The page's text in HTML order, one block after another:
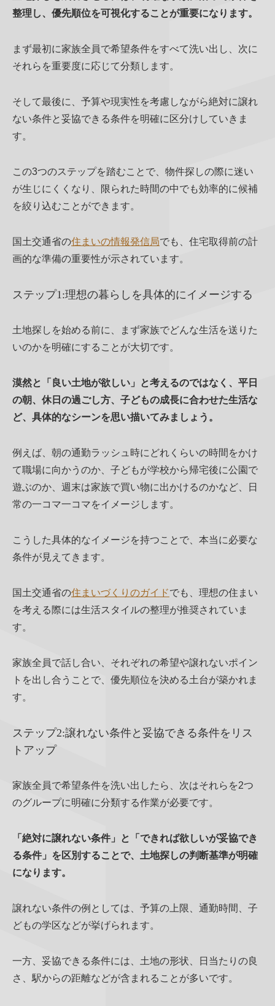
整理し、優先順位を可視化することが重要になります。
まず最初に家族全員で希望条件をすべて洗い出し、次に
それらを重要度に応じて分類します。
そして最後に、予算や現実性を考慮しながら絶対に譲れ
ない条件と妥協できる条件を明確に区分けしていきま
す。
この3つのステップを踏むことで、物件探しの際に迷い
が生じにくくなり、限られた時間の中でも効率的に候補
を絞り込むことができます。
国土交通省の住まいの情報発信局でも、住宅取得前の計
画的な準備の重要性が示されています。
ステップ1:理想の暮らしを具体的にイメージする
土地探しを始める前に、まず家族でどんな生活を送りた
いのかを明確にすることが大切です。
漠然と「良い土地が欲しい」と考えるのではなく、平日
の朝、休日の過ごし方、子どもの成長に合わせた生活な
ど、具体的なシーンを思い描いてみましょう。
例えば、朝の通勤ラッシュ時にどれくらいの時間をかけ
て職場に向かうのか、子どもが学校から帰宅後に公園で
遊ぶのか、週末は家族で買い物に出かけるのかなど、日
常の一コマ一コマをイメージします。
こうした具体的なイメージを持つことで、本当に必要な
条件が見えてきます。
国土交通省の住まいづくりのガイドでも、理想の住まい
を考える際には生活スタイルの整理が推奨されていま
す。
家族全員で話し合い、それぞれの希望や譲れないポイン
トを出し合うことで、優先順位を決める土台が築かれま
す。
ステップ2:譲れない条件と妥協できる条件をリス
トアップ
家族全員で希望条件を洗い出したら、次はそれらを2つ
のグループに明確に分類する作業が必要です。
「絶対に譲れない条件」と「できれば欲しいが妥協でき
る条件」を区別することで、土地探しの判断基準が明確
になります。
譲れない条件の例としては、予算の上限、通勤時間、子
どもの学区などが挙げられます。
一方、妥協できる条件には、土地の形状、日当たりの良
さ、駅からの距離などが含まれることが多いです。